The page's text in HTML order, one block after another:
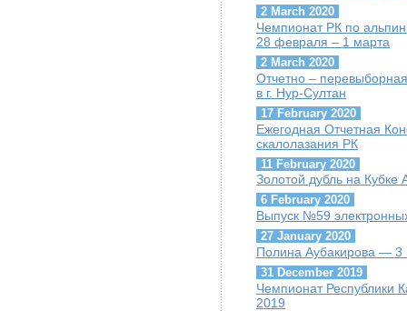
2 March 2020
Чемпионат РК по
28 февраля – 1 марта
2 March 2020
Отчетно –
в г. Нур-Султан
17 February 2020
Ежегодная Отчетная
скалолазания РК
11 February 2020
Золотой дубль на
6 February 2020
Выпуск №59
27 January 2020
Полина Аубакирова — 3
31 December 2019
Чемпионат Республики
2019